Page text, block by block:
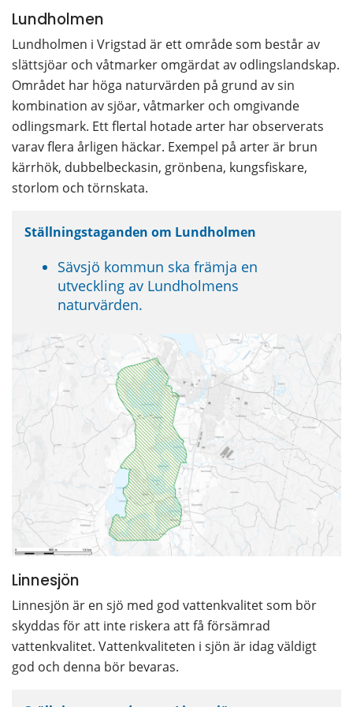
Lundholmen
Lundholmen i Vrigstad är ett område som består av
slättsjöar och våtmarker omgärdat av odlingslandskap.
Området har höga naturvärden på grund av sin
kombination av sjöar, våtmarker och omgivande
odlingsmark. Ett flertal hotade arter har observerats
varav flera årligen häckar. Exempel på arter är brun
kärrhök, dubbelbeckasin, grönbena, kungsfiskare,
storlom och törnskata.
Ställningstaganden om Lundholmen
Sävsjö kommun ska främja en
utveckling av Lundholmens
naturvärden.
Linnesjön
Linnesjön är en sjö med god vattenkvalitet som bör
skyddas för att inte riskera att få försämrad
vattenkvalitet. Vattenkvaliteten i sjön är idag väldigt
god och denna bör bevaras.